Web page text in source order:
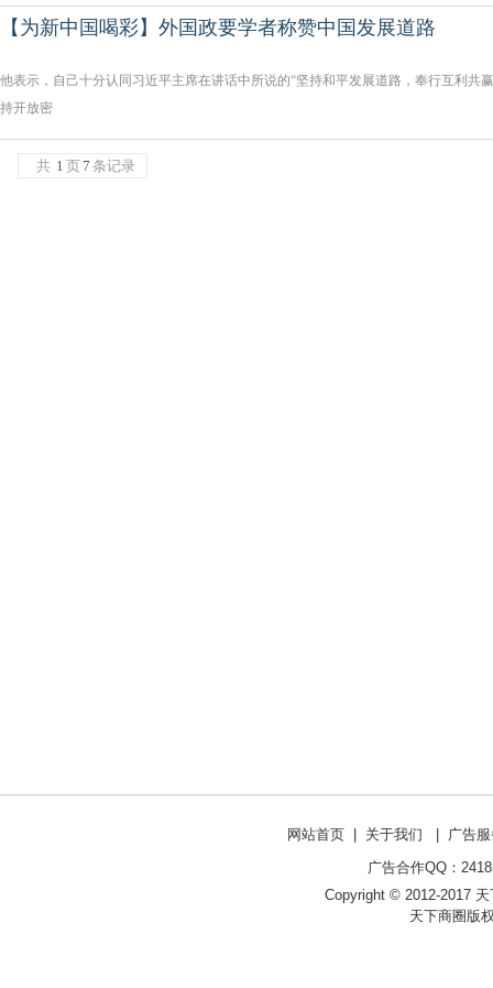
【为新中国喝彩】外国政要学者称赞中国发展道路
他表示，自己十分认同习近平主席在讲话中所说的“坚持和平发展道路，奉行互利共
持开放密
共 1 页7 条记录
网站首页 关于我们
广告
广告合作QQ：
Copyright © 2012-2017
天下商圈版